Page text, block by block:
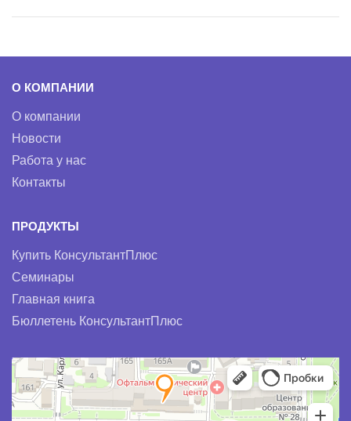
О КОМПАНИИ
О компании
Новости
Работа у нас
Контакты
ПРОДУКТЫ
Купить КонсультантПлюс
Семинары
Главная книга
Бюллетень КонсультантПлюс